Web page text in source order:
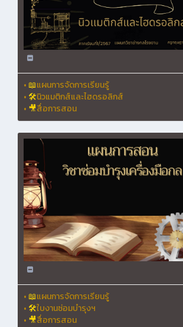
• 📖แผนการจัดการเรียนรู้
• 🛠นิวแมติกส์และไฮดรอลิกส์
• 🎥สื่อการสอน
• 📖แผนการจัดการเรียนรู้
• 🛠ใบงานซ่อมบำรุงฯ
• 🎥สื่อการสอน